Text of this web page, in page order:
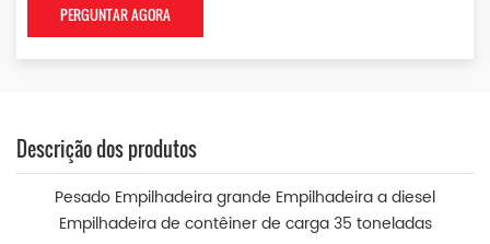
PERGUNTAR AGORA
Descrição dos produtos
Pesado Empilhadeira grande Empilhadeira a diesel
Empilhadeira de contêiner de carga 35 toneladas